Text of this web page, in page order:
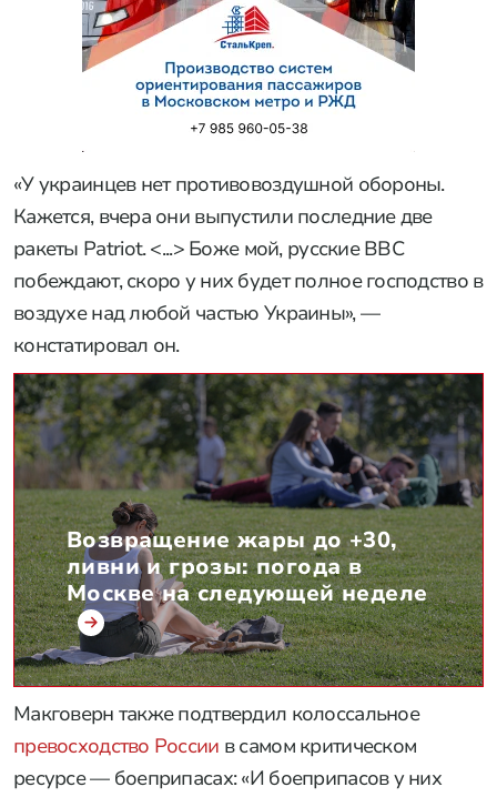
«У украинцев нет противовоздушной обороны.
Кажется, вчера они выпустили последние две
ракеты Patriot. <...> Боже мой, русские ВВС
побеждают, скоро у них будет полное господство в
воздухе над любой частью Украины», —
констатировал он.
Возвращение жары до +30,
ливни и грозы: погода в
Москве на следующей неделе
Макговерн также подтвердил колоссальное
превосходство России в самом критическом
ресурсе — боеприпасах: «И боеприпасов у них